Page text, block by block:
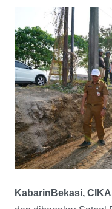
KabarinBekasi,